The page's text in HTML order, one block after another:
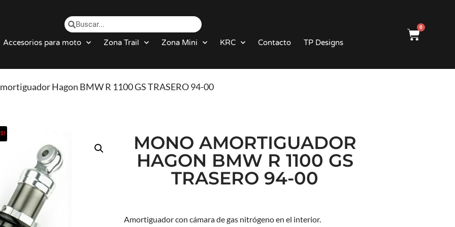
Accesorios para moto Zona Trail Zona Mini KRC Contacto TP Designs
0
Hagon BMW R 1100 GS TRASERO 94-00
MONO AMORTIGUADOR
HAGON BMW R 1100 GS
TRASERO 94-00
Amortiguador con cámara de gas nitrógeno en el interior.